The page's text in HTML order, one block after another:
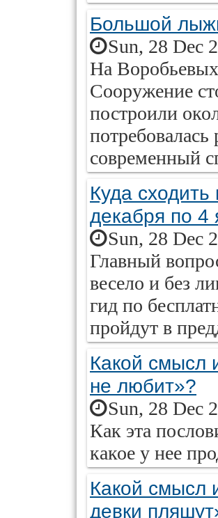
Большой
Sun, 28 Dec
На
Сооружение
построили
современный
Куда
декабря по 4
Sun, 28 Dec
Главный
весело и без
гид по
пройдут в
Какой смысл
не любит»?
Sun, 28 Dec
Как эта
какое у нее
Какой смысл
девки